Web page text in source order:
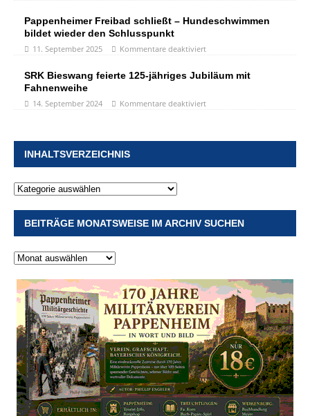
Pappenheimer Freibad schließt – Hundeschwimmen
bildet wieder den Schlusspunkt
11. September 2025 Kommentare deaktiviert
SRK Bieswang feierte 125-jähriges Jubiläum mit
Fahnenweihe
14. September 2024 Kommentare deaktiviert
INHALTSVERZEICHNIS
BEITRÄGE MONATSWEISE IM ARCHIV SUCHEN